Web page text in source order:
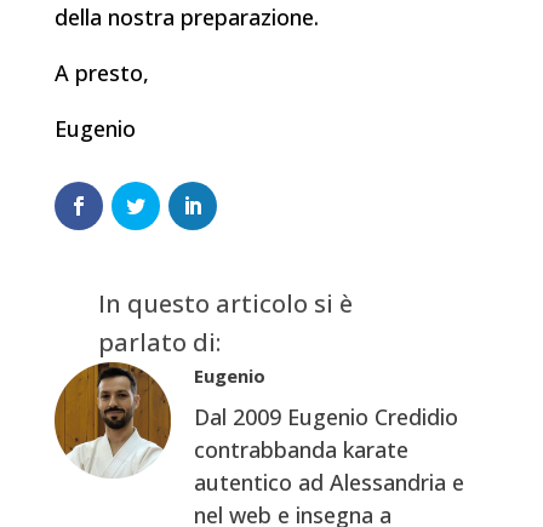
della nostra preparazione.
A presto,
Eugenio
In questo articolo si è
parlato di:
Eugenio
Dal 2009 Eugenio Credidio
contrabbanda karate
autentico ad Alessandria e
nel web e insegna a